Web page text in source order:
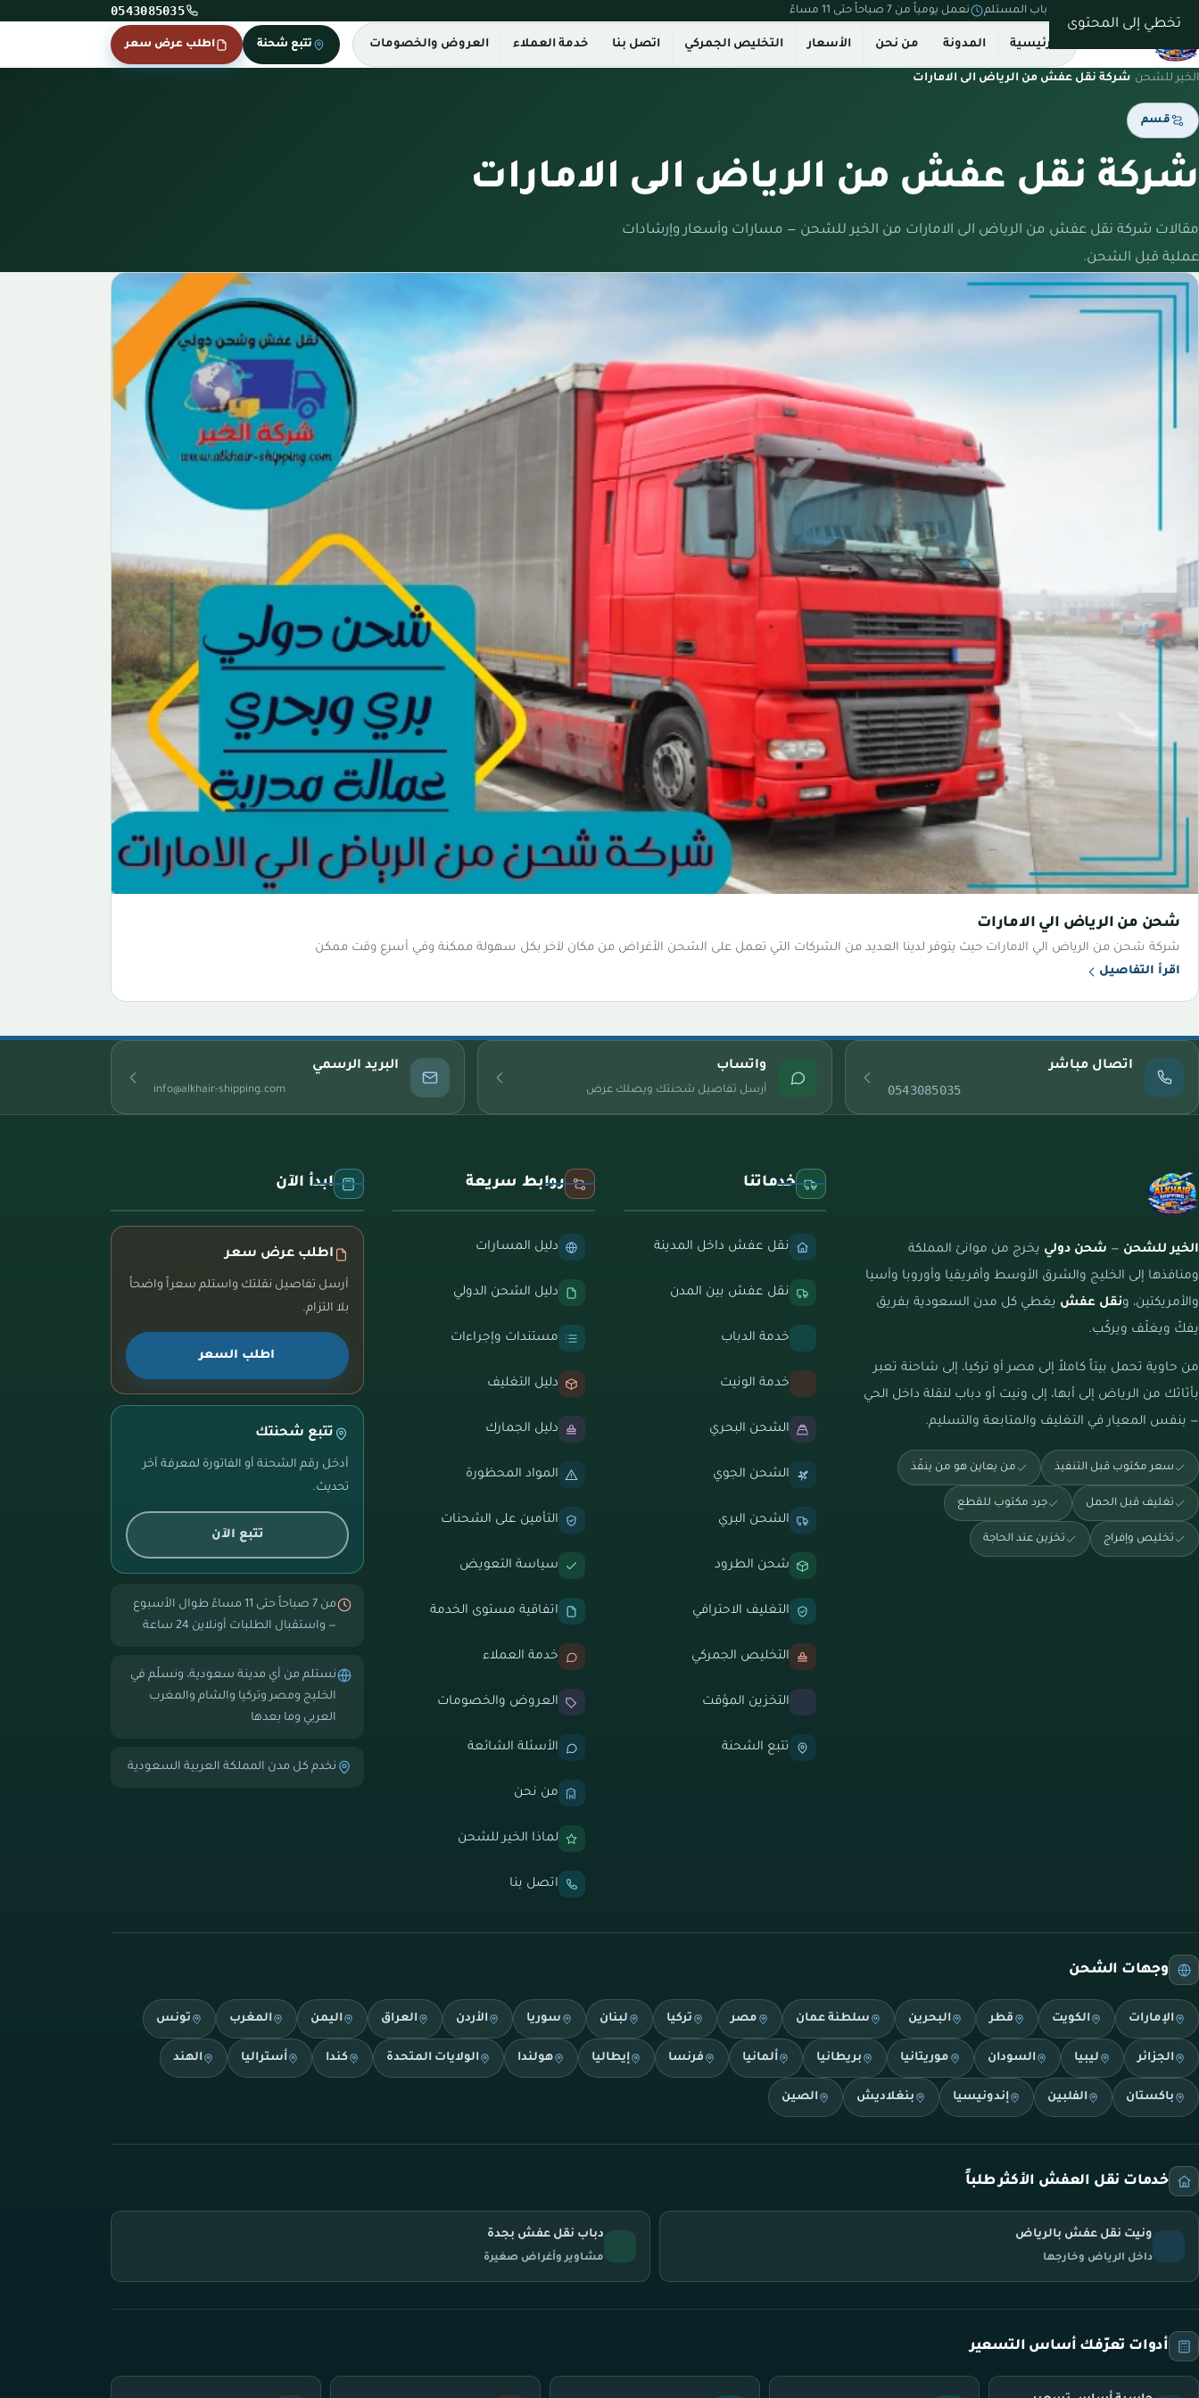
تخطي إلى المحتوى
نستلم من بيتك ونسلّم على باب المستلم نعمل يومياً من 7 صباحاً حتى 11 مساءً 0543085035
الرئيسية المدونة من نحن الأسعار التخليص الجمركي اتصل بنا خدمة العملاء العروض والخصومات تتبع شحنة اطلب عرض سعر
الخير للشحن/شركة نقل عفش من الرياض الى الامارات
قسم
شركة نقل عفش من الرياض الى الامارات
مقالات شركة نقل عفش من الرياض الى الامارات من الخير للشحن — مسارات وأسعار وإرشادات
عملية قبل الشحن.
شحن من الرياض الي الامارات
شركة شحن من الرياض الي الامارات حيث يتوفر لدينا العديد من الشركات التي تعمل على الشحن الأغراض من مكان لآخر بكل سهولة ممكنة وفي أسرع وقت ممكن
اقرأ التفاصيل
اتصال مباشر
0543085035
واتساب
أرسل تفاصيل شحنتك ويصلك عرض
البريد الرسمي
info@alkhair-shipping.com
الخير للشحن — شحن دولي يخرج من موانئ المملكة
ومنافذها إلى الخليج والشرق الأوسط وأفريقيا وأوروبا وآسيا
والأمريكتين، ونقل عفش يغطي كل مدن السعودية بفريق
يفكّ ويغلّف ويركّب.
من حاوية تحمل بيتاً كاملاً إلى مصر أو تركيا، إلى شاحنة تعبر
بأثاثك من الرياض إلى أبها، إلى ونيت أو دباب لنقلة داخل الحي
— بنفس المعيار في التغليف والمتابعة والتسليم.
سعر مكتوب قبل التنفيذ من يعاين هو من ينفّذ
تغليف قبل الحمل جرد مكتوب للقطع
تخليص وإفراج تخزين عند الحاجة
خدماتنا
نقل عفش داخل المدينة
نقل عفش بين المدن
خدمة الدباب
خدمة الونيت
الشحن البحري
الشحن الجوي
الشحن البري
شحن الطرود
التغليف الاحترافي
التخليص الجمركي
التخزين المؤقت
تتبع الشحنة
روابط سريعة
دليل المسارات
دليل الشحن الدولي
مستندات وإجراءات
دليل التغليف
دليل الجمارك
المواد المحظورة
التأمين على الشحنات
سياسة التعويض
اتفاقية مستوى الخدمة
خدمة العملاء
العروض والخصومات
الأسئلة الشائعة
من نحن
لماذا الخير للشحن
اتصل بنا
ابدأ الآن
اطلب عرض سعر
أرسل تفاصيل نقلتك واستلم سعراً واضحاً
بلا التزام.
اطلب السعر
تتبع شحنتك
أدخل رقم الشحنة أو الفاتورة لمعرفة آخر
تحديث.
تتبع الآن
من 7 صباحاً حتى 11 مساءً طوال الأسبوع
— واستقبال الطلبات أونلاين 24 ساعة
نستلم من أي مدينة سعودية، ونسلّم في
الخليج ومصر وتركيا والشام والمغرب
العربي وما بعدها
نخدم كل مدن المملكة العربية السعودية
وجهات الشحن
الإمارات الكويت قطر البحرين سلطنة عمان مصر تركيا لبنان سوريا الأردن العراق اليمن المغرب تونس
الجزائر ليبيا السودان موريتانيا بريطانيا ألمانيا فرنسا إيطاليا هولندا الولايات المتحدة كندا أستراليا الهند
باكستان الفلبين إندونيسيا بنغلاديش الصين
خدمات نقل العفش الأكثر طلباً
ونيت نقل عفش بالرياض
داخل الرياض وخارجها
دباب نقل عفش بجدة
مشاوير وأغراض صغيرة
أدوات تعرّفك أساس التسعير